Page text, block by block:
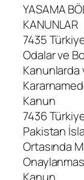
YASAMA
KANUNLAR
7435
Odalar ve
Kanunlarda
Kanun
7436
Pakistan
Ortasında
Kanun